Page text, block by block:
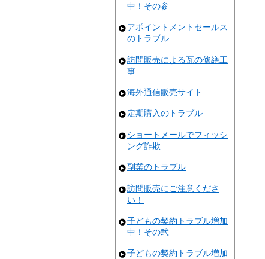
中！その参
アポイントメントセールス
のトラブル
訪問販売による瓦の修繕工
事
海外通信販売サイト
定期購入のトラブル
ショートメールでフィッシ
ング詐欺
副業のトラブル
訪問販売にご注意くださ
い！
子どもの契約トラブル増加
中！その弐
子どもの契約トラブル増加